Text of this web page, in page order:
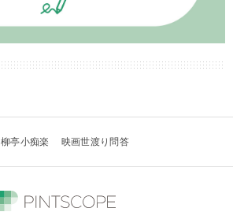
柳亭小痴楽 映画世渡り問答